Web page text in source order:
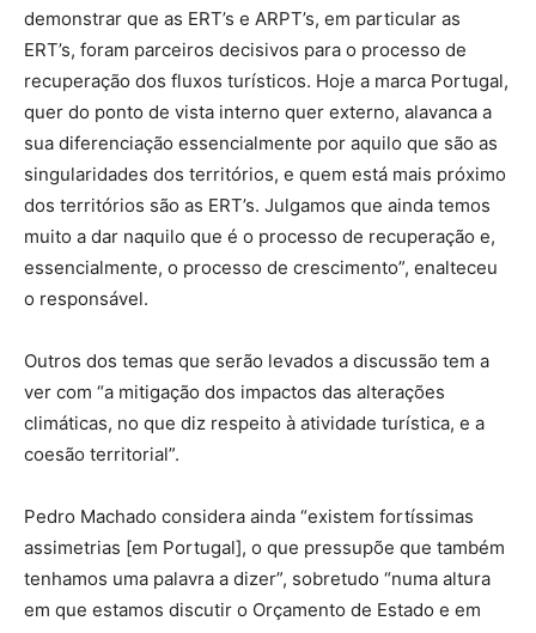
demonstrar que as ERT’s e ARPT’s, em particular as
ERT’s, foram parceiros decisivos para o processo de
recuperação dos fluxos turísticos. Hoje a marca Portugal,
quer do ponto de vista interno quer externo, alavanca a
sua diferenciação essencialmente por aquilo que são as
singularidades dos territórios, e quem está mais próximo
dos territórios são as ERT’s. Julgamos que ainda temos
muito a dar naquilo que é o processo de recuperação e,
essencialmente, o processo de crescimento”, enalteceu
o responsável.
Outros dos temas que serão levados a discussão tem a
ver com “a mitigação dos impactos das alterações
climáticas, no que diz respeito à atividade turística, e a
coesão territorial”.
Pedro Machado considera ainda “existem fortíssimas
assimetrias [em Portugal], o que pressupõe que também
tenhamos uma palavra a dizer”, sobretudo “numa altura
em que estamos discutir o Orçamento de Estado e em